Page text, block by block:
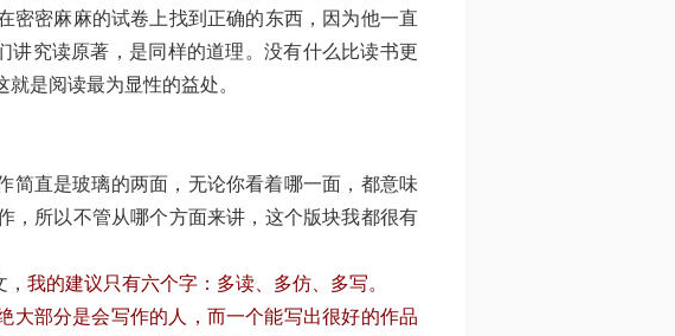
密密麻麻的试卷上找到正确的东西，因为他一直
讲究读原著，是同样的道理。没有什么比读书更
是阅读最为显性的益处。
直是玻璃的两面，无论你看着哪一面，都意味
，所以不管从哪个方面来讲，这个版块我都很有
我的建议只有六个字：多读、多仿、多写。
大部分是会写作的人，而一个能写出很好的作品